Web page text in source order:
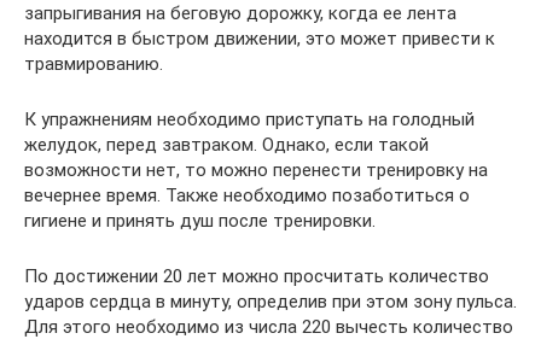
запрыгивания на беговую дорожку, когда ее лента
находится в быстром движении, это может привести к
травмированию.
К упражнениям необходимо приступать на голодный
желудок, перед завтраком. Однако, если такой
возможности нет, то можно перенести тренировку на
вечернее время. Также необходимо позаботиться о
гигиене и принять душ после тренировки.
По достижении 20 лет можно просчитать количество
ударов сердца в минуту, определив при этом зону пульса.
Для этого необходимо из числа 220 вычесть количество